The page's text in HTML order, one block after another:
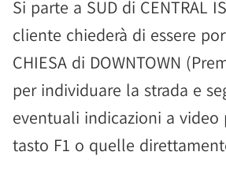
Si parte a SUD di CENTRAL
cliente chiederà di essere
CHIESA di DOWNTOWN
per individuare la strada e
eventuali indicazioni a video
tasto F1 o quelle